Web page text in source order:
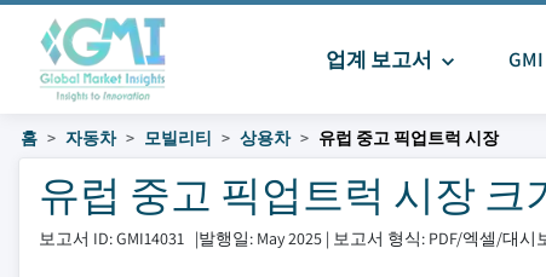
업계 보고서
홈 자동차 모빌리티 상용차 유럽 중고 픽업트럭 시장
유럽 중고 픽업트럭 시장 크
보고서 ID: GMI14031 |발행일: May 2025 | 보고서 형식: PDF/엑셀/대시